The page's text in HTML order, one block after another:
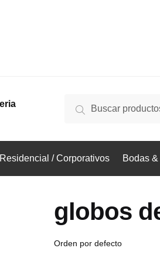
por:
Buscar
Residencial / Corporativos Bodas
globos